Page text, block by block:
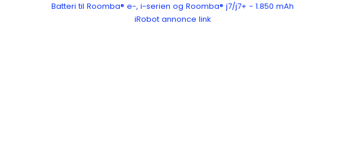
Batteri til Roomba® e-, i-serien og Roomba® j7/j7+ − 1.850 mAh
iRobot annonce link